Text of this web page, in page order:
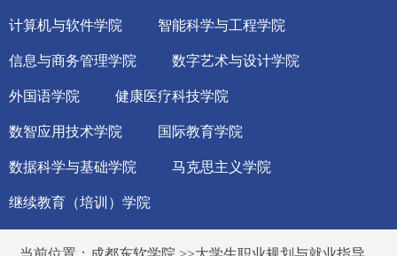
计算机与软件学院 智能科学与工程学院
信息与商务管理学院 数字艺术与设计学院
外国语学院 健康医疗科技学院
数智应用技术学院 国际教育学院
数据科学与基础学院 马克思主义学院
继续教育（培训）学院